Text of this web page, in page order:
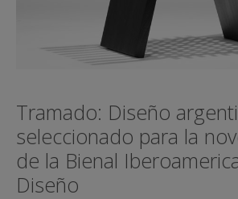
Tramado: Diseño
seleccionado para la
de la Bienal
Diseño